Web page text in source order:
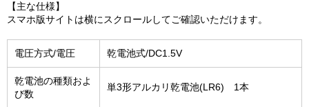
【主な仕様】
スマホ版サイトは横にスクロールしてご確認いただけます。
電圧方式/電圧 乾電池式/DC1.5V
乾電池の種類およ
び数
単3形アルカリ乾電池(LR6) 1本